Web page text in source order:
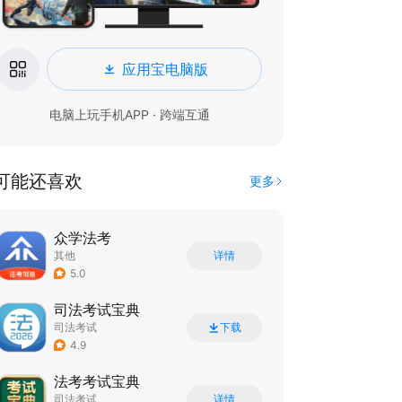
应用宝电脑版
电脑上玩手机APP · 跨端互通
能还喜欢 更多
众学法考
其他
5.0
详情
司法考试宝典
司法考试
4.9
下载
法考考试宝典
司法考试 详情